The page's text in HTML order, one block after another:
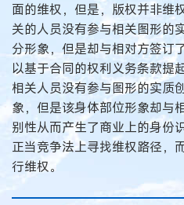
面的维权，但是，版权并非维
关的人员没有参与相关图形的
分形象，但是却与相对方签订
以基于合同的权利义务条款提
相关人员没有参与图形的实质
象，但是该身体部位形象却与
别性从而产生了商业上的身份
正当竞争法上寻找维权路径，
行维权。